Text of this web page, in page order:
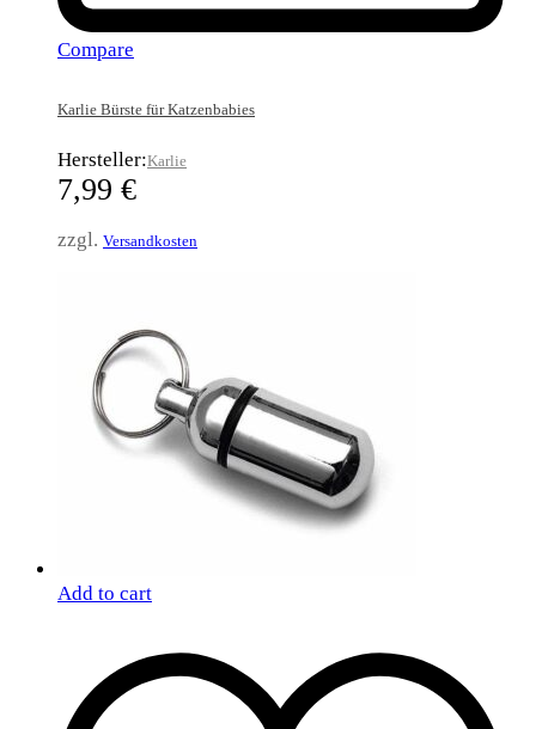
Compare
Karlie Bürste für Katzenbabies
Hersteller:Karlie
7,99 €
zzgl. Versandkosten
Add to cart